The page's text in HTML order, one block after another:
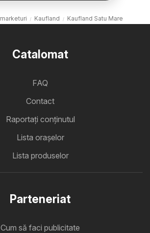
Kaufland Kaufland Satu Mare
Catalomat
FAQ
Contact
Raportați conținutul
Lista oraşelor
Lista produselor
Parteneriat
Cum să faci publicitate